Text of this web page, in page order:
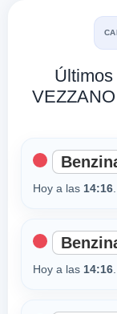
Hoy a las 14:16.
Hoy a las 14:16.